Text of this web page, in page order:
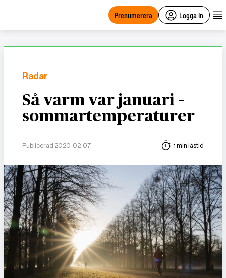
Prenumerera Logga in
Radar
Så varm var januari –
sommartemperaturer
Publicerad 2020-02-07 1 min lästid